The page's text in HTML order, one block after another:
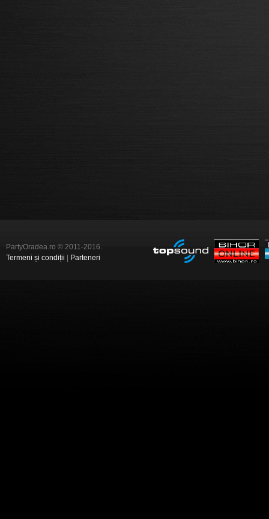
PartyOradea.ro © 2011-2016.
Termeni și condiții
Parteneri